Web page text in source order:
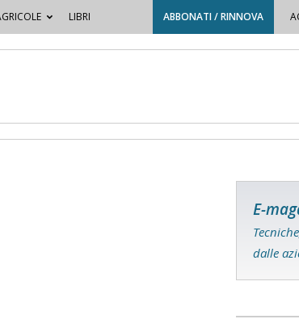
LIBRI ABBONATI / RINNOVA
E-
dalle